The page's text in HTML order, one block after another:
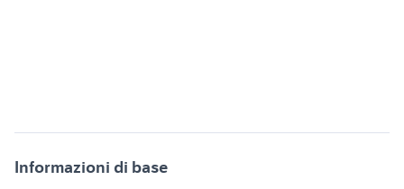
Informazioni di base